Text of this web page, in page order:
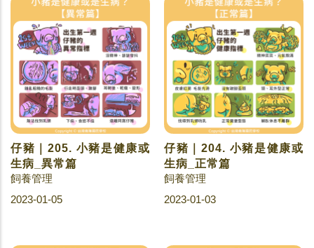
仔豬｜205. 小豬是健康或
生病_異常篇
飼養管理
2023-01-05
仔豬｜204. 小豬是健康或
生病_正常篇
飼養管理
2023-01-03